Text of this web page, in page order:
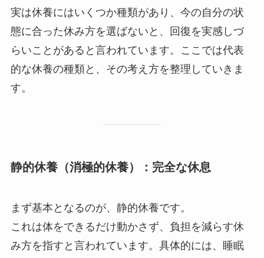
実は休養にはいくつか種類があり、今の自分の状
態に合った休み方を選ばないと、回復を実感しづ
らいことがあると言われています。ここでは代表
的な休養の種類と、その考え方を整理していきま
す。
静的休養（消極的休養）：完全な休息
まず基本となるのが、静的休養です。
これは体をできるだけ動かさず、負担を減らす休
み方を指すと言われています。具体的には、睡眠